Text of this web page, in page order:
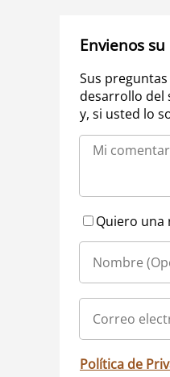
Envienos
Sus
desarrollo del
y, si usted lo
Quiero una
Política de